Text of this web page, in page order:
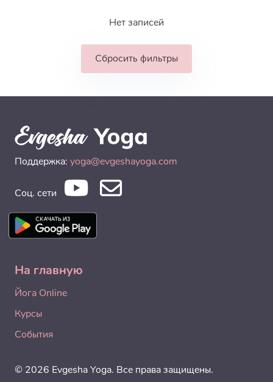
Нет записей
Сбросить фильтры
Поддержка: yoga@evgeshayoga.com
Соц. сети
На главную
Йога Online
Курсы
События
© 2026 Evgesha Yoga. Все права защищены.